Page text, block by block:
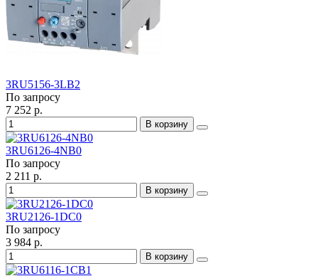
3RU5156-3LB2
По запросу
7 252 р.
В корзину
3RU6126-4NB0
По запросу
2 211 р.
В корзину
3RU2126-1DC0
По запросу
3 984 р.
В корзину